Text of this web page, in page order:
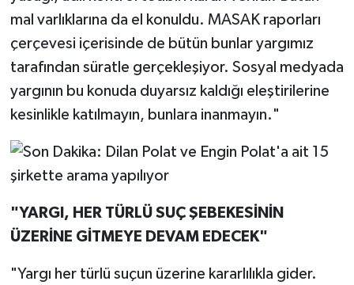
mal varlıklarına da el konuldu. MASAK raporları
çerçevesi içerisinde de bütün bunlar yargımız
tarafından süratle gerçekleşiyor. Sosyal medyada
yargının bu konuda duyarsız kaldığı eleştirilerine
kesinlikle katılmayın, bunlara inanmayın."
"YARGI, HER TÜRLÜ SUÇ ŞEBEKESİNİN
ÜZERİNE GİTMEYE DEVAM EDECEK"
"Yargı her türlü suçun üzerine kararlılıkla gider.